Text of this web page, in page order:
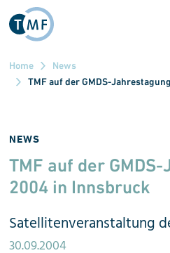
Direkt zum Inhalt
Home
News
TMF auf der GMDS-
NEWS
TMF auf der
2004 in Innsbruck
Satellitenveranstaltung
30.09.2004